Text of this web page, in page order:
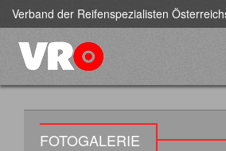
Verband der Reifenspezialisten
FOTOGALERIE